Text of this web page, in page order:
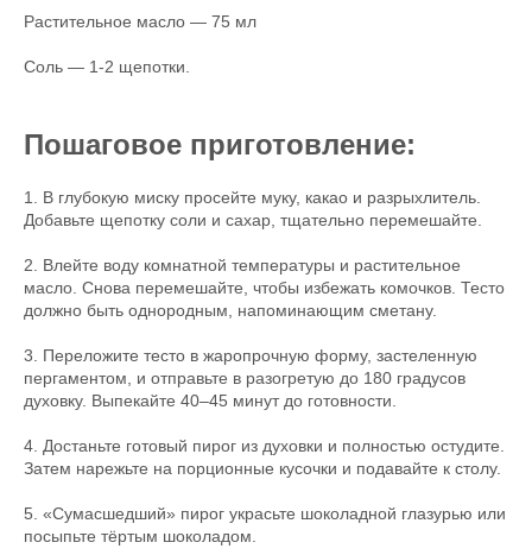
Растительное масло — 75 мл
Соль — 1-2 щепотки.
Пошаговое приготовление:
1. В глубокую миску просейте муку, какао и разрыхлитель.
Добавьте щепотку соли и сахар, тщательно перемешайте.
2. Влейте воду комнатной температуры и растительное
масло. Снова перемешайте, чтобы избежать комочков. Тесто
должно быть однородным, напоминающим сметану.
3. Переложите тесто в жаропрочную форму, застеленную
пергаментом, и отправьте в разогретую до 180 градусов
духовку. Выпекайте 40–45 минут до готовности.
4. Достаньте готовый пирог из духовки и полностью остудите.
Затем нарежьте на порционные кусочки и подавайте к столу.
5. «Сумасшедший» пирог украсьте шоколадной глазурью или
посыпьте тёртым шоколадом.